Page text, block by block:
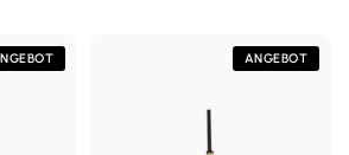
ANGEBOT